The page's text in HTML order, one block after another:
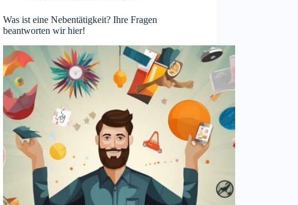
Was ist eine Nebentätigkeit? Ihre Fragen
beantworten wir hier!